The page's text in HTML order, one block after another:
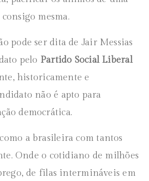
mesma.
pode ser dita de Jair Messias
pelo Partido Social Liberal
historicamente e
não é apto para
democrática.
a brasileira com tantos
Onde o cotidiano de milhões
de filas intermináveis em